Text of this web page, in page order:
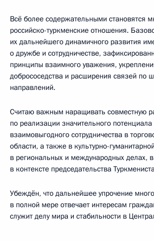
Всё более содержательными становятся
российско-туркменские отношения.
их дальнейшего динамичного развития
о дружбе и сотрудничестве,
принципы взаимного уважения,
добрососедства и расширения связей по
направлений.
Считаю важным наращивать совместную
по реализации значительного потенциала
взаимовыгодного сотрудничества в
области, а также в культурно-
в региональных и международных делах,
в контексте председательства
Убеждён, что дальнейшее упрочение
в полной мере отвечает интересам
служит делу мира и стабильности в